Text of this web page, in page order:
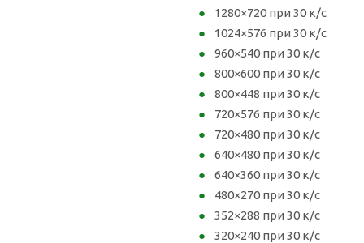
1280×720 при 30 к/с
1024×576 при 30 к/с
960×540 при 30 к/с
800×600 при 30 к/с
800×448 при 30 к/с
720×576 при 30 к/с
720×480 при 30 к/с
640×480 при 30 к/с
640×360 при 30 к/с
480×270 при 30 к/с
352×288 при 30 к/с
320×240 при 30 к/с